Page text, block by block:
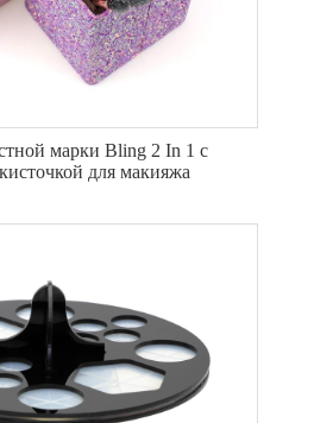
марки Bling 2 In 1 с
для макияжа